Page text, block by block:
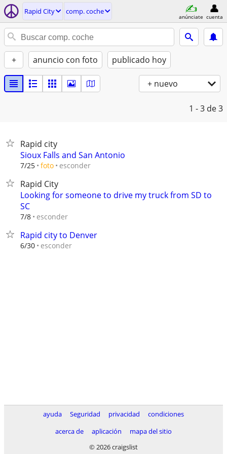
Rapid City comp. coche
anúnciate cuenta
+ anuncio con foto publicado hoy
+ nuevo
1 - 3 de 3
Rapid city
Sioux Falls and San Antonio
7/25 foto esconder
Rapid City
Looking for someone to drive my truck from SD to
SC
7/8 esconder
Rapid city to Denver
6/30 esconder
ayuda Seguridad privacidad
condiciones
acerca de
aplicación
mapa del sitio
© 2026 craigslist